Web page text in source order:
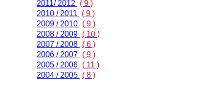
2011/ 2012
( 9 )
2010 / 2011
( 9 )
2009 / 2010 ( 9 )
2008 / 2009 ( 10 )
2007 / 2008 ( 6 )
2006 / 2007 ( 9 )
2005 / 2006 ( 11 )
2004 / 2005 ( 8 )